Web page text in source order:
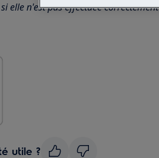
elle n'est pas effectuée correctement
utile ?